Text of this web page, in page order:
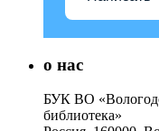
о нас
БУК ВО
библиотека»